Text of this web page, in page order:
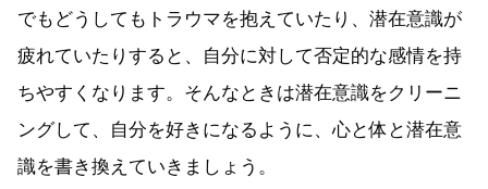
でもどうしてもトラウマを抱えていたり、潜在意識が
疲れていたりすると、自分に対して否定的な感情を持
ちやすくなります。そんなときは潜在意識をクリーニ
ングして、自分を好きになるように、心と体と潜在意
識を書き換えていきましょう。